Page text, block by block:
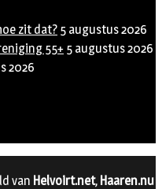
zit dat? 5 augustus 2026
55+ 5 augustus 2026
2026
van Helvoirt.net, Haaren.nu